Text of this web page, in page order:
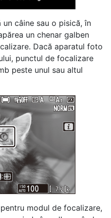
câine sau o pisică, în
un chenar galben
Dacă aparatul foto
punctul de focalizare
peste unul sau altul
pentru modul de focalizare,